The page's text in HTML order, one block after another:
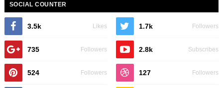
SOCIAL COUNTER
3.5k Likes 1.7k Followers
735 Followers 2.8k Subscribes
524 Followers 127 Followers